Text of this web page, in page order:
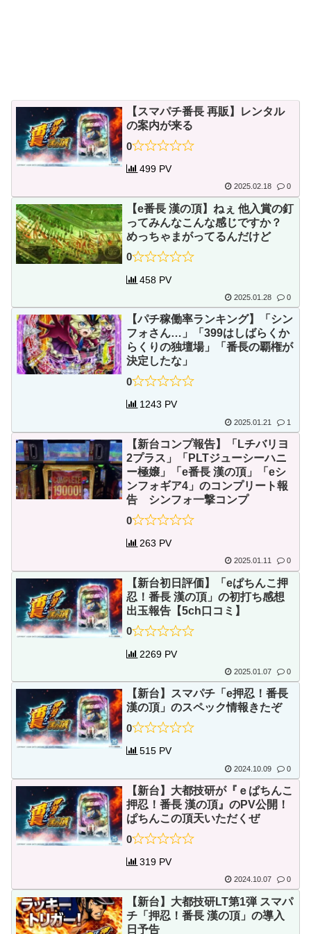
【スマパチ番長 再販】レンタル
の案内が来る
0
499 PV
2025.02.18 0
【e番長 漢の頂】ねぇ 他入賞の釘
ってみんなこんな感じですか？
めっちゃまがってるんだけど
0
458 PV
2025.01.28 0
【パチ稼働率ランキング】「シン
フォさん…」「399はしばらくか
らくりの独壇場」「番長の覇権が
決定したな」
0
1243 PV
2025.01.21 1
【新台コンプ報告】「Lチバリヨ
2プラス」「PLTジューシーハニ
ー極嬢」「e番長 漢の頂」「eシ
ンフォギア4」のコンプリート報
告 シンフォ一撃コンプ
0
263 PV
2025.01.11 0
【新台初日評価】「eぱちんこ押
忍！番長 漢の頂」の初打ち感想
出玉報告【5ch口コミ】
0
2269 PV
2025.01.07 0
【新台】スマパチ「e押忍！番長
漢の頂」のスペック情報きたぞ
0
515 PV
2024.10.09 0
【新台】大都技研が『ｅぱちんこ
押忍！番長 漢の頂』のPV公開！
ぱちんこの頂天いただくぜ
0
319 PV
2024.10.07 0
【新台】大都技研LT第1弾 スマパ
チ「押忍！番長 漢の頂」の導入
日予告